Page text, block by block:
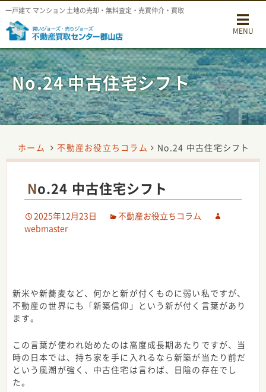
一戸建て マンション 土地の売却・無料査定・売買仲介・買取
MENU
No.24 中古住宅シフト
ホーム 不動産お役立ちコラム No.24 中古住宅シフト
No.24 中古住宅シフト
2025年12月23日
不動産お役立ちコラム
webmaster
新米や新蕎麦など、何かと新が付くものに弱い私ですが、
不動産の世界にも「新築信仰」という新が付く言葉があり
ます。
この言葉が使われ始めたのは高度成長期あたりですが、当
時の日本では、持ち家を手に入れるなら新築が当たり前だ
という風潮が強く、中古住宅は言わば、日陰の存在でし
た。